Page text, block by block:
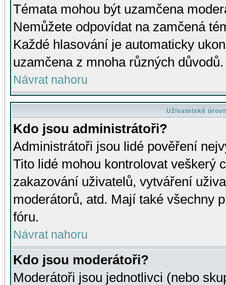
Témata mohou být uzamčena
Nemůžete odpovídat na zamčená
Každé hlasování je automaticky
uzamčena z mnoha různých důvodů.
Návrat nahoru
Uživatelské
Kdo jsou administrátoři?
Administrátoři jsou lidé pověření
Tito lidé mohou kontrolovat veškerý
zakazování uživatelů, vytváření
moderátorů, atd. Mají také všechny
fóru.
Návrat nahoru
Kdo jsou moderátoři?
Moderátoři jsou jednotlivci (nebo